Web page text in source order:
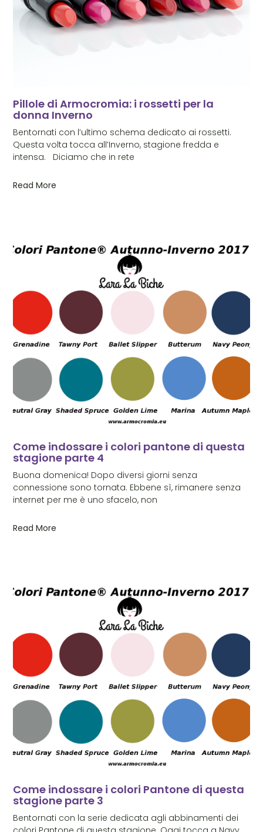
Pillole di Armocromia: i rossetti per la
donna Inverno
Bentornati con l’ultimo schema dedicato ai rossetti.
Questa volta tocca all’Inverno, stagione fredda e
intensa. Diciamo che in rete
Read More
Come indossare i colori pantone di questa
stagione parte 4
Buona domenica! Dopo diversi giorni senza
connessione sono tornata. Ebbene sì, rimanere senza
internet per me è uno sfacelo, non
Read More
Come indossare i colori Pantone di questa
stagione parte 3
Bentornati con la serie dedicata agli abbinamenti dei